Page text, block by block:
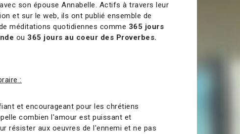
son épouse Annabelle. Actifs à travers leur
et sur le web, ils ont publié ensemble de
méditations quotidiennes comme 365 jours
ou 365 jours au coeur des Proverbes.
:
et encourageant pour les chrétiens
combien l'amour est puissant et
résister aux oeuvres de l'ennemi et ne pas